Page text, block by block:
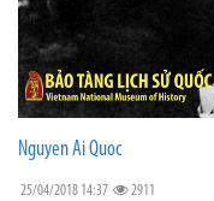
Nguyen Ai Quoc
25/04/2018 14:37 2911